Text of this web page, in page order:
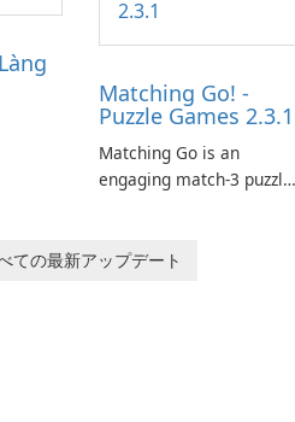
Matching Go! -
Puzzle Games 2.3.1
Matching Go is an
engaging match-3 puzzle
her charming corgi,
ての最新アップデート